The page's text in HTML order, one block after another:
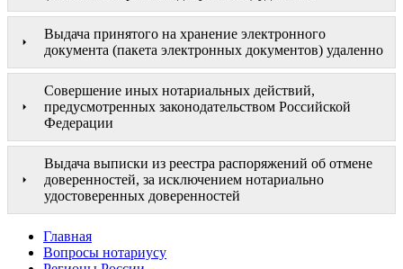
Выдача принятого на хранение электронного
документа (пакета электронных документов) удаленно
Совершение иных нотариальных действий,
предусмотренных законодательством Российской
Федерации
Выдача выписки из реестра распоряжений об отмене
доверенностей, за исключением нотариально
удостоверенных доверенностей
Главная
Вопросы нотариусу